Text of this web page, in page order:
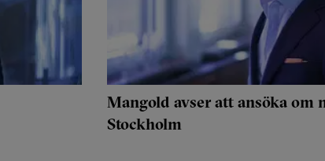
Mangold avser att ansöka om
Stockholm